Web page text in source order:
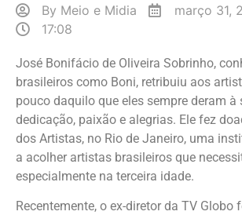
By Meio e Midia
março 31,
17:08
José Bonifácio de Oliveira Sobrinho,
brasileiros como Boni, retribuiu aos
pouco daquilo que eles sempre deram à
dedicação, paixão e alegrias. Ele fez
dos Artistas, no Rio de Janeiro, uma
a acolher artistas brasileiros que
especialmente na terceira idade.
Recentemente, o ex-diretor da TV Globo